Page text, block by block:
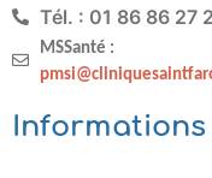
Tél. : 01 86 86 27
MSSanté :
Informations